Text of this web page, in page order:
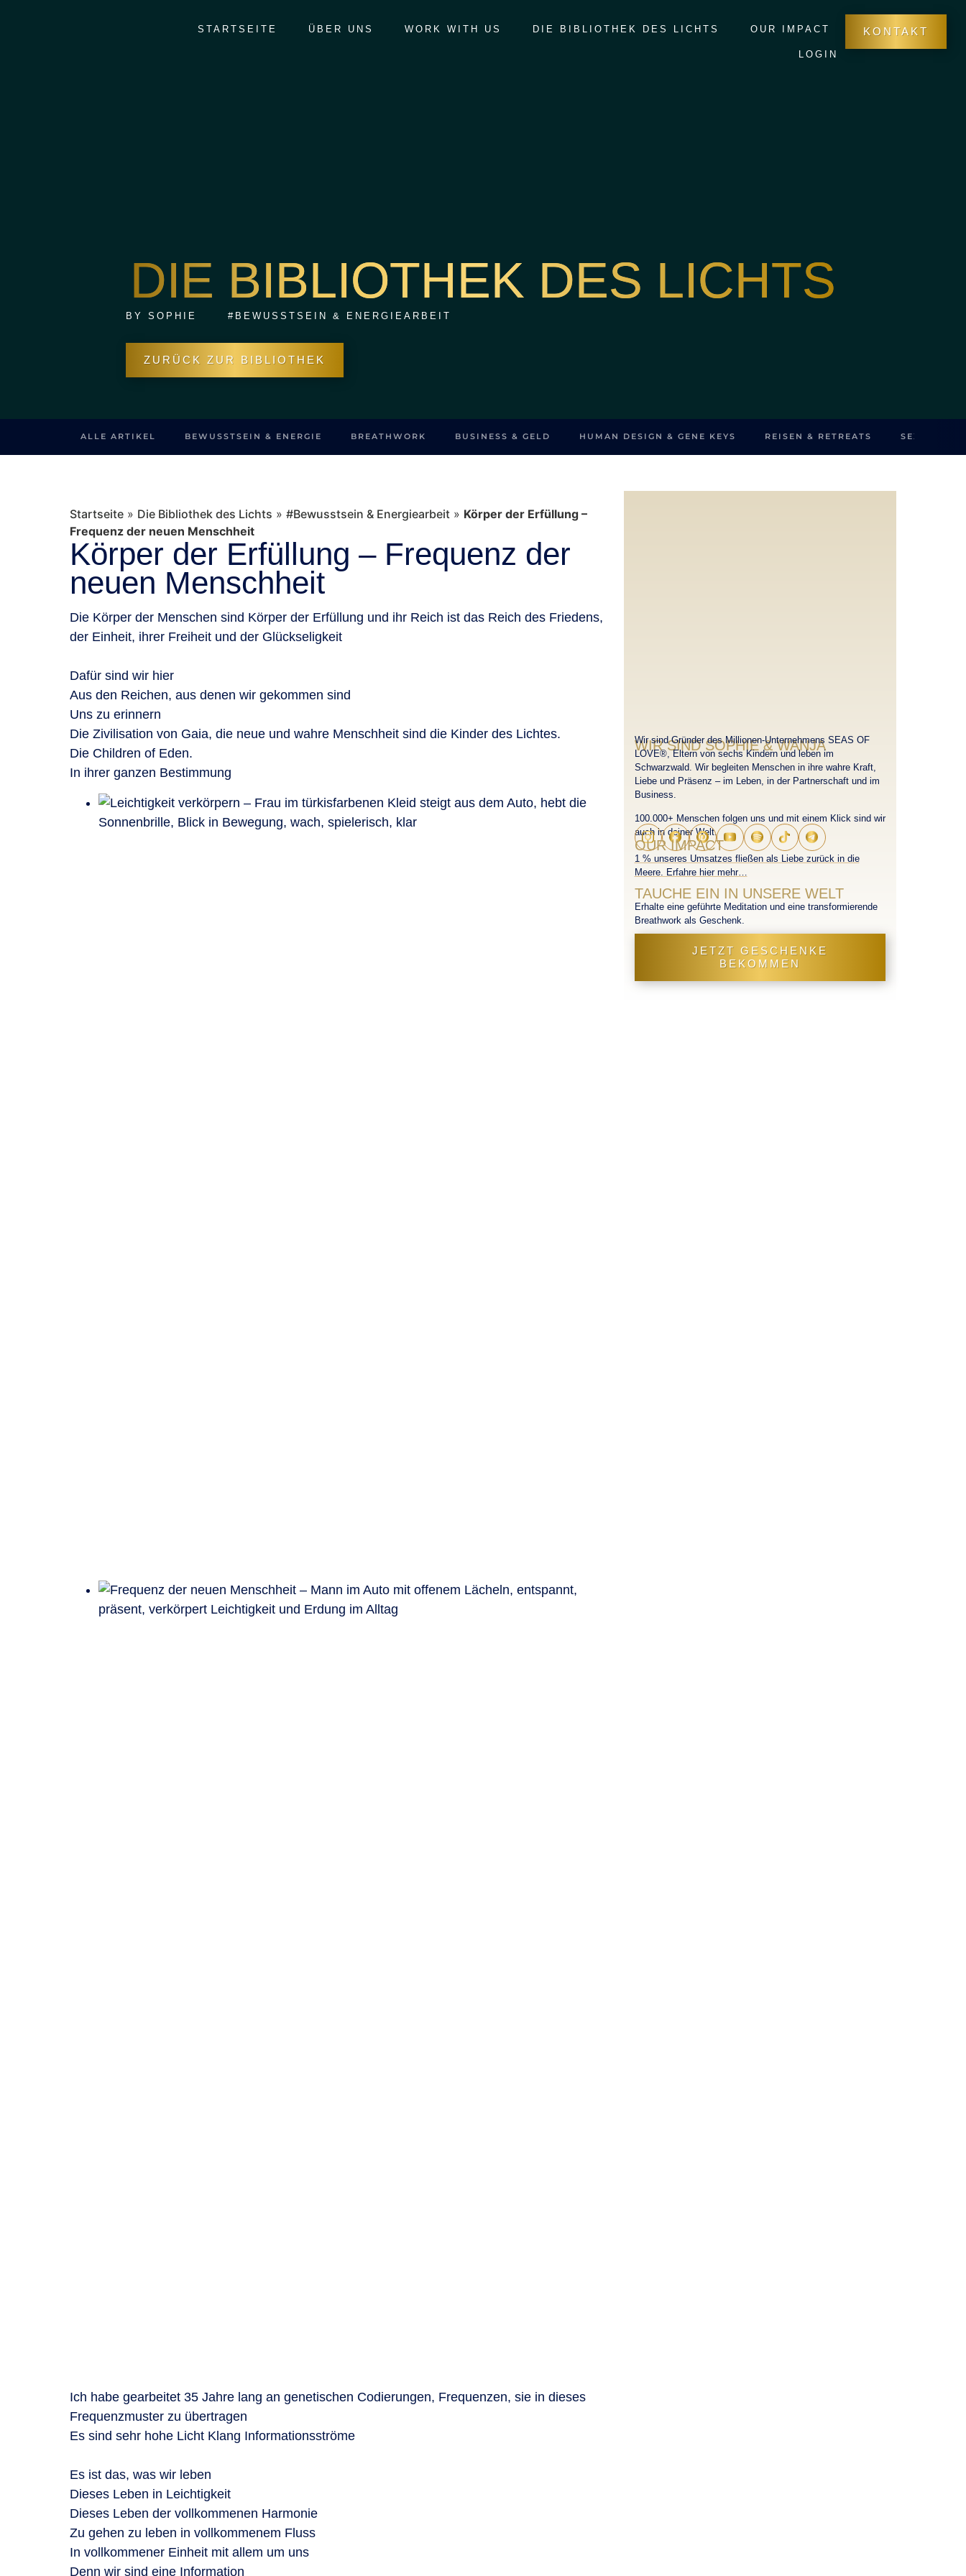
STARTSEITE ÜBER UNS WORK WITH US DIE BIBLIOTHEK DES LICHTS OUR IMPACT
LOGIN
KONTAKT
DIE BIBLIOTHEK DES LICHTS
BY SOPHIE #BEWUSSTSEIN & ENERGIEARBEIT
ZURÜCK ZUR BIBLIOTHEK
ALLE ARTIKEL BEWUSSTSEIN & ENERGIE BREATHWORK BUSINESS & GELD HUMAN DESIGN & GENE KEYS REISEN & RETREATS
Startseite » Die Bibliothek des Lichts » #Bewusstsein & Energiearbeit » Körper der Erfüllung –
Frequenz der neuen Menschheit
Körper der Erfüllung – Frequenz der
neuen Menschheit
Die Körper der Menschen sind Körper der Erfüllung und ihr Reich ist das Reich des Friedens,
der Einheit, ihrer Freiheit und der Glückseligkeit
Dafür sind wir hier
Aus den Reichen, aus denen wir gekommen sind
Uns zu erinnern
Die Zivilisation von Gaia, die neue und wahre Menschheit sind die Kinder des Lichtes.
Die Children of Eden.
In ihrer ganzen Bestimmung
Ich habe gearbeitet 35 Jahre lang an genetischen Codierungen, Frequenzen, sie in dieses
Frequenzmuster zu übertragen
Es sind sehr hohe Licht Klang Informationsströme
Es ist das, was wir leben
Dieses Leben in Leichtigkeit
Dieses Leben der vollkommenen Harmonie
Zu gehen zu leben in vollkommenem Fluss
In vollkommener Einheit mit allem um uns
Denn wir sind eine Information
WIR SIND SOPHIE & WANJA
Wir sind Gründer des Millionen-Unternehmens SEAS OF
LOVE®, Eltern von sechs Kindern und leben im
Schwarzwald. Wir begleiten Menschen in ihre wahre Kraft,
Liebe und Präsenz – im Leben, in der Partnerschaft und im
Business.
100.000+ Menschen folgen uns und mit einem Klick sind wir
auch in deiner Welt.
OUR IMPACT
1 % unseres Umsatzes fließen als Liebe zurück in die
Meere. Erfahre hier mehr…
TAUCHE EIN IN UNSERE WELT
Erhalte eine geführte Meditation und eine transformierende
Breathwork als Geschenk.
JETZT GESCHENKE
BEKOMMEN